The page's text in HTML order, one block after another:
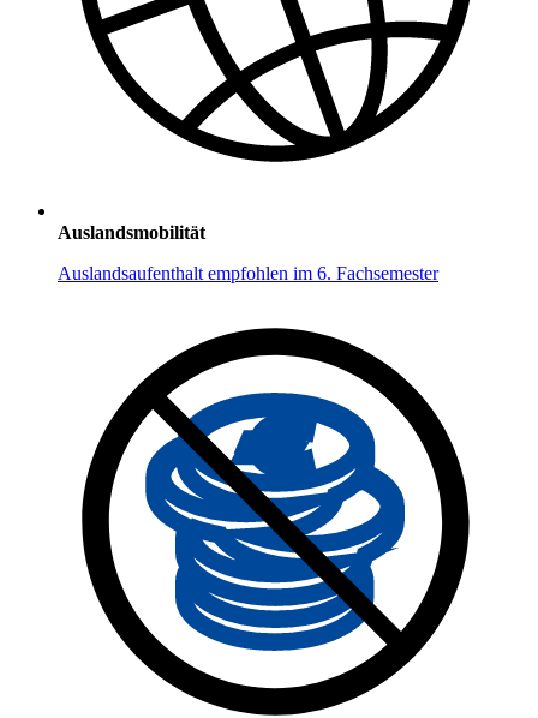
Auslandsmobilität
Auslandsaufenthalt empfohlen im 6. Fachsemester